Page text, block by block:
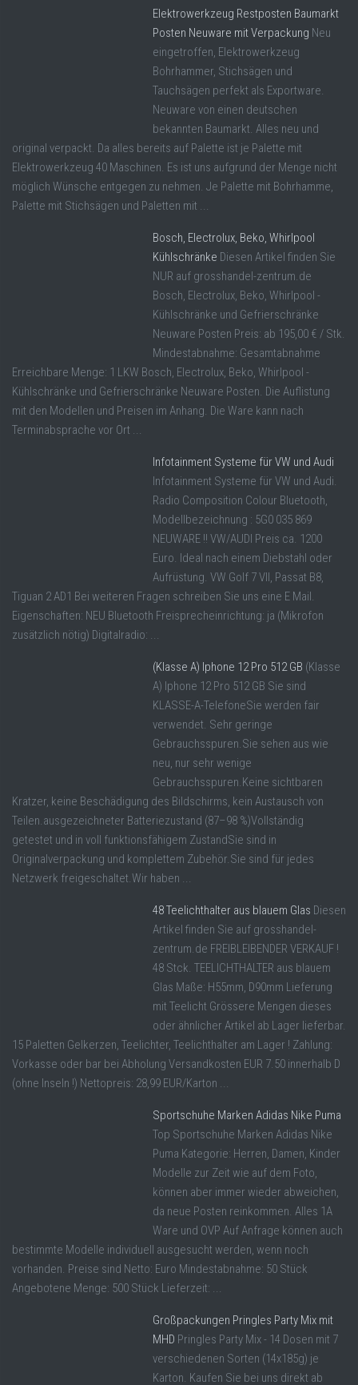
Elektrowerkzeug Restposten Baumarkt
Posten Neuware mit Verpackung Neu
eingetroffen, Elektrowerkzeug
Bohrhammer, Stichsägen und
Tauchsägen perfekt als Exportware.
Neuware von einen deutschen
bekannten Baumarkt. Alles neu und
original verpackt. Da alles bereits auf Palette ist je Palette mit
Elektrowerkzeug 40 Maschinen. Es ist uns aufgrund der Menge nicht
möglich Wünsche entgegen zu nehmen. Je Palette mit Bohrhamme,
Palette mit Stichsägen und Paletten mit ...
Bosch, Electrolux, Beko, Whirlpool
Kühlschränke Diesen Artikel finden Sie
NUR auf grosshandel-zentrum.de
Bosch, Electrolux, Beko, Whirlpool -
Kühlschränke und Gefrierschränke
Neuware Posten Preis: ab 195,00 € / Stk.
Mindestabnahme: Gesamtabnahme
Erreichbare Menge: 1 LKW Bosch, Electrolux, Beko, Whirlpool -
Kühlschränke und Gefrierschränke Neuware Posten. Die Auflistung
mit den Modellen und Preisen im Anhang. Die Ware kann nach
Terminabsprache vor Ort ...
Infotainment Systeme für VW und Audi
Infotainment Systeme für VW und Audi.
Radio Composition Colour Bluetooth,
Modellbezeichnung : 5G0 035 869
NEUWARE !! VW/AUDI Preis ca. 1200
Euro. Ideal nach einem Diebstahl oder
Aufrüstung. VW Golf 7 VII, Passat B8,
Tiguan 2 AD1 Bei weiteren Fragen schreiben Sie uns eine E Mail.
Eigenschaften: NEU Bluetooth Freisprecheinrichtung: ja (Mikrofon
zusätzlich nötig) Digitalradio: ...
(Klasse A) Iphone 12 Pro 512 GB (Klasse
A) Iphone 12 Pro 512 GB Sie sind
KLASSE-A-TelefoneSie werden fair
verwendet. Sehr geringe
Gebrauchsspuren.Sie sehen aus wie
neu, nur sehr wenige
Gebrauchsspuren.Keine sichtbaren
Kratzer, keine Beschädigung des Bildschirms, kein Austausch von
Teilen.ausgezeichneter Batteriezustand (87–98 %)Vollständig
getestet und in voll funktionsfähigem ZustandSie sind in
Originalverpackung und komplettem Zubehör.Sie sind für jedes
Netzwerk freigeschaltet.Wir haben ...
48 Teelichthalter aus blauem Glas Diesen
Artikel finden Sie auf grosshandel-
zentrum.de FREIBLEIBENDER VERKAUF !
48 Stck. TEELICHTHALTER aus blauem
Glas Maße: H55mm, D90mm Lieferung
mit Teelicht Grössere Mengen dieses
oder ähnlicher Artikel ab Lager lieferbar.
15 Paletten Gelkerzen, Teelichter, Teelichthalter am Lager ! Zahlung:
Vorkasse oder bar bei Abholung Versandkosten EUR 7.50 innerhalb D
(ohne Inseln !) Nettopreis: 28,99 EUR/Karton ...
Sportschuhe Marken Adidas Nike Puma
Top Sportschuhe Marken Adidas Nike
Puma Kategorie: Herren, Damen, Kinder
Modelle zur Zeit wie auf dem Foto,
können aber immer wieder abweichen,
da neue Posten reinkommen. Alles 1A
Ware und OVP Auf Anfrage können auch
bestimmte Modelle individuell ausgesucht werden, wenn noch
vorhanden. Preise sind Netto: Euro Mindestabnahme: 50 Stück
Angebotene Menge: 500 Stück Lieferzeit: ...
Großpackungen Pringles Party Mix mit
MHD Pringles Party Mix - 14 Dosen mit 7
verschiedenen Sorten (14x185g) je
Karton. Kaufen Sie bei uns direkt ab